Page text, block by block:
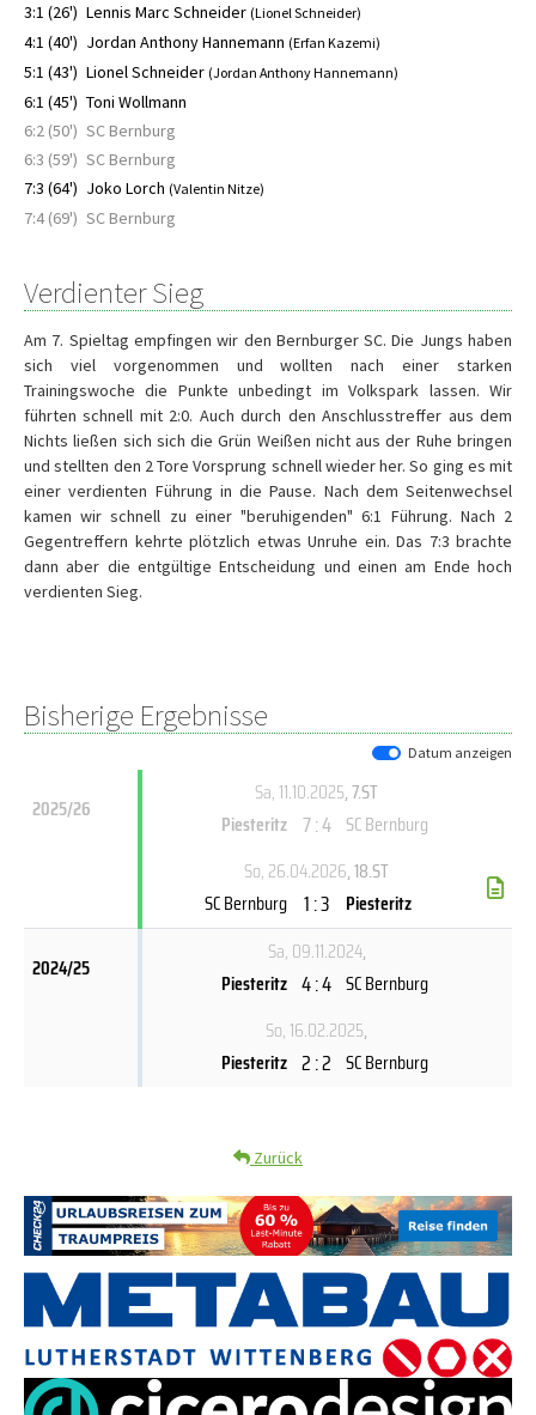
3:1 (26') Lennis Marc Schneider (Lionel Schneider)
4:1 (40') Jordan Anthony Hannemann (Erfan Kazemi)
5:1 (43') Lionel Schneider (Jordan Anthony Hannemann)
6:1 (45') Toni Wollmann
6:2 (50') SC Bernburg
6:3 (59') SC Bernburg
7:3 (64') Joko Lorch (Valentin Nitze)
7:4 (69') SC Bernburg
Verdienter Sieg
Am 7. Spieltag empfingen wir den Bernburger SC. Die Jungs haben
sich viel vorgenommen und wollten nach einer starken
Trainingswoche die Punkte unbedingt im Volkspark lassen. Wir
führten schnell mit 2:0. Auch durch den Anschlusstreffer aus dem
Nichts ließen sich sich die Grün Weißen nicht aus der Ruhe bringen
und stellten den 2 Tore Vorsprung schnell wieder her. So ging es mit
einer verdienten Führung in die Pause. Nach dem Seitenwechsel
kamen wir schnell zu einer "beruhigenden" 6:1 Führung. Nach 2
Gegentreffern kehrte plötzlich etwas Unruhe ein. Das 7:3 brachte
dann aber die entgültige Entscheidung und einen am Ende hoch
verdienten Sieg.
Bisherige Ergebnisse
Datum anzeigen
2025/26
Sa, 11.10.2025, 7.ST
Piesteritz 7 : 4 SC Bernburg
So, 26.04.2026, 18.ST
SC Bernburg 1 : 3 Piesteritz
2024/25
Sa, 09.11.2024,
Piesteritz 4 : 4 SC Bernburg
So, 16.02.2025,
Piesteritz 2 : 2 SC Bernburg
Zurück